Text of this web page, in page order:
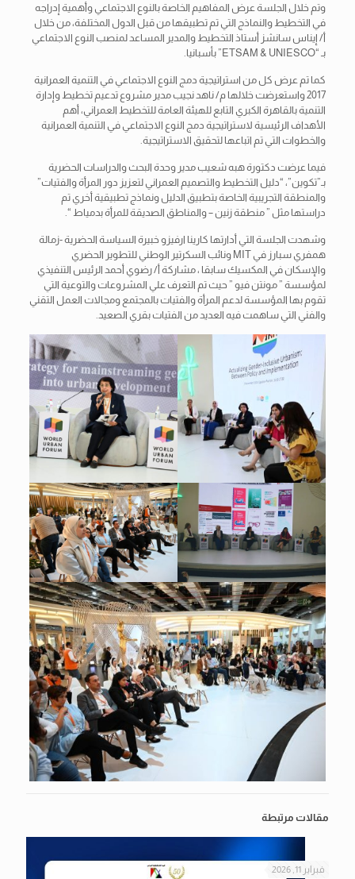
وتم خلال الجلسة عرض المفاهيم الخاصة بالنوع الاجتماعي وأهمية إدراجه
في التخطيط والنماذج التي تم تطبيقها من قبل الدول المختلفة، من خلال
أ/ إيناس سانشز أستاذ التخطيط والمدير المساعد لمنصب النوع الاجتماعي
بـ “ETSAM & UNIESCO” بأسبانيا.
كما تم عرض كل من استراتيجية دمج النوع الاجتماعي في التنمية العمرانية
2017 واستعرضت خلالها م/ ناهد نجيب مدير مشروع تدعيم تخطيط وإدارة
التنمية بالقاهرة الكبري التابع للهيئة العامة للتخطيط العمراني، أهم
الأهداف الرئيسية لاستراتيجية دمج النوع الاجتماعي في التنمية العمرانية
والخطوات التي تم اتباعها لتحقيق الاستراتيجية.
فيما عرضت دكتورة هبه شعيب مدير وحدة البحث والدراسات الحضرية
بـ”تكوين”، “دليل التخطيط والتصميم العمراني لتعزيز دور المرأة والفتيات”
والمنطقة التجريبية الخاصة بتطبيق الدليل ونماذج تطبيقية أخري تم
دراستها مثل ” منطقة زنين – والمناطق الصديقة للمرأة بدمياط “.
وشهدت الجلسة التي أدارتها كارينا ارفيزو خبيرة السياسة الحضرية -زمالة
همفري سبارز في MIT ونائب السكرتير الوطني للتطوير الحضري
والإسكان في المكسيك سابقا ، مشاركة أ/ رضوي أحمد الرئيس التنفيذي
لمؤسسة ” مونتن فيو ” حيث تم التعرف علي المشروعات والتوعية التي
تقوم بها المؤسسة لدعم المرأة والفتيات بالمجتمع ومجالات العمل التقني
والفني التي ساهمت فيه العديد من الفتيات بقري الصعيد.
مقالات مرتبطة
فبراير 11, 2026